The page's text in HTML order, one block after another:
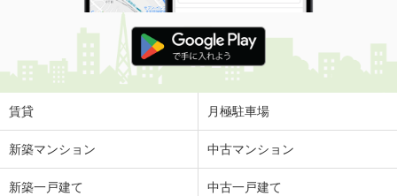
賃貸 月極駐車場
新築マンション 中古マンション
新築一戸建て 中古一戸建て